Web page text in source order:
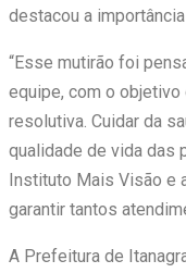
destacou a
“Esse mutirão foi
equipe, com o
resolutiva. Cuidar da
qualidade de vida das
Instituto Mais Visão e
garantir tantos
A Prefeitura de